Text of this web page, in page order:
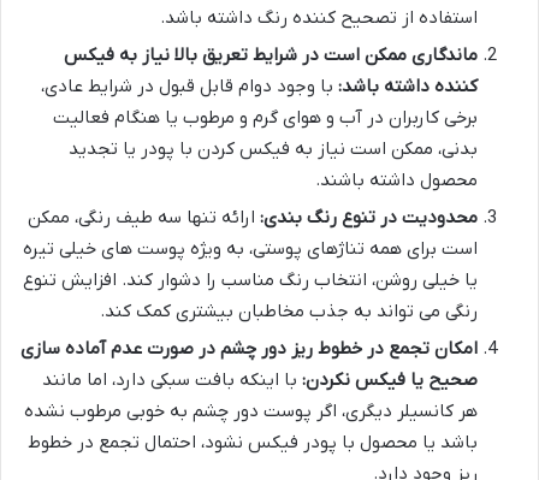
استفاده از تصحیح کننده رنگ داشته باشد.
ماندگاری ممکن است در شرایط تعریق بالا نیاز به فیکس
کننده داشته باشد: با وجود دوام قابل قبول در شرایط عادی،
برخی کاربران در آب و هوای گرم و مرطوب یا هنگام فعالیت
بدنی، ممکن است نیاز به فیکس کردن با پودر یا تجدید
محصول داشته باشند.
محدودیت در تنوع رنگ بندی: ارائه تنها سه طیف رنگی، ممکن
است برای همه تناژهای پوستی، به ویژه پوست های خیلی تیره
یا خیلی روشن، انتخاب رنگ مناسب را دشوار کند. افزایش تنوع
رنگی می تواند به جذب مخاطبان بیشتری کمک کند.
امکان تجمع در خطوط ریز دور چشم در صورت عدم آماده سازی
صحیح یا فیکس نکردن: با اینکه بافت سبکی دارد، اما مانند
هر کانسیلر دیگری، اگر پوست دور چشم به خوبی مرطوب نشده
باشد یا محصول با پودر فیکس نشود، احتمال تجمع در خطوط
ریز وجود دارد.